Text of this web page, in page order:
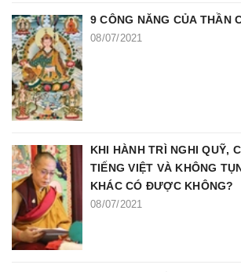
9 CÔNG NĂNG CỦA THẦN
08/07/2021
KHI HÀNH TRÌ NGHI QUỸ,
TIẾNG VIỆT VÀ KHÔNG
KHÁC CÓ ĐƯỢC KHÔNG?
08/07/2021